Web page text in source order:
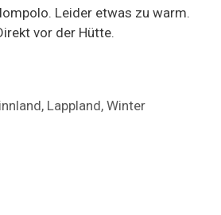
Leider etwas zu warm.
vor der Hütte.
, Lappland,Winter